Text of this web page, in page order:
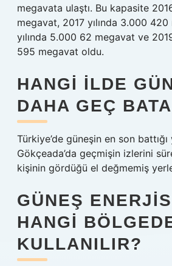
megavata ulaştı. Bu kapasite
megavat, 2017 yılında 3.000
yılında 5.000 62 megavat ve
595 megavat oldu.
HANGI ILDE
DAHA GEÇ
Türkiye’de güneşin en son
Gökçeada’da geçmişin izlerini
kişinin gördüğü el değmemiş
GÜNEŞ
HANGI
KULLANILIR?